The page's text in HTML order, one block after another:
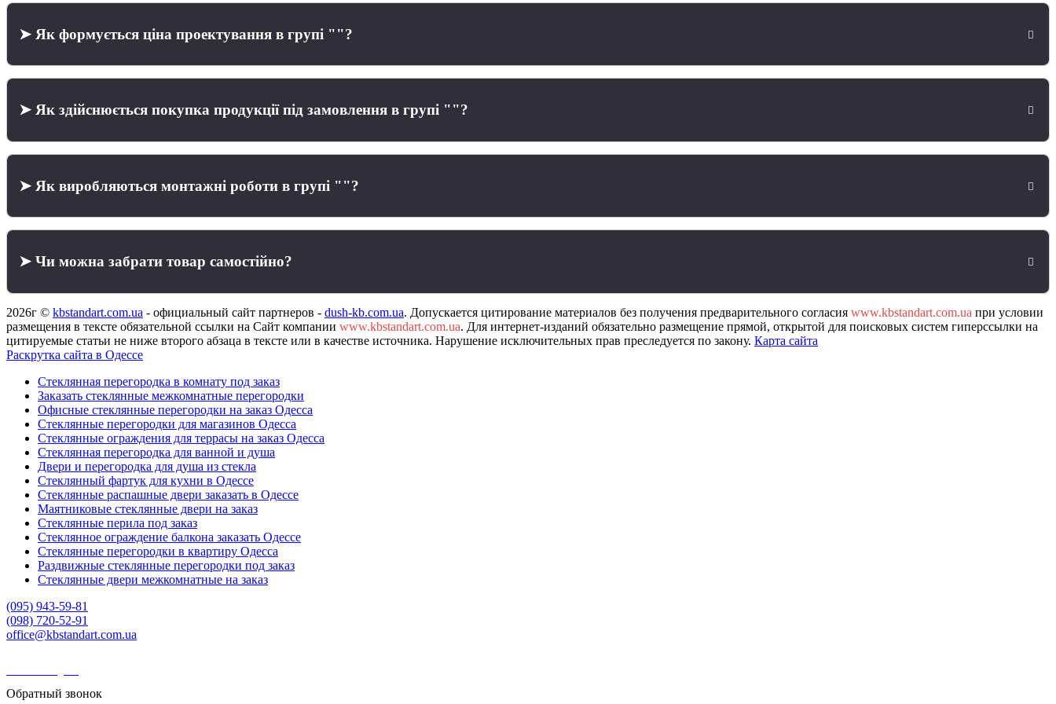
➤ Як формується ціна проектування в групі ""?
➤ Як здійснюється покупка продукції під замовлення в групі ""?
➤ Як виробляються монтажні роботи в групі ""?
➤ Чи можна забрати товар самостійно?
2026г © kbstandart.com.ua - официальный сайт партнеров - dush-kb.com.ua. Допускается цитирование материалов без получения предварительного согласия www.kbstandart.com.ua при условии
размещения в тексте обязательной ссылки на Сайт компании www.kbstandart.com.ua. Для интернет-изданий обязательно размещение прямой, открытой для поисковых систем гиперссылки на
цитируемые статьи не ниже второго абзаца в тексте или в качестве источника. Нарушение исключительных прав преследуется по закону. Карта сайта
Раскрутка сайта в Одессе
Стеклянная перегородка в комнату под заказ
Заказать стеклянные межкомнатные перегородки
Офисные стеклянные перегородки на заказ Одесса
Стеклянные перегородки для магазинов Одесса
Стеклянные ограждения для террасы на заказ Одесса
Стеклянная перегородка для ванной и душа
Двери и перегородка для душа из стекла
Стеклянный фартук для кухни в Одессе
Стеклянные распашные двери заказать в Одессе
Маятниковые стеклянные двери на заказ
Стеклянные перила под заказ
Стеклянное ограждение балкона заказать Одессе
Стеклянные перегородки в квартиру Одесса
Раздвижные стеклянные перегородки под заказ
Стеклянные двери межкомнатные на заказ
(095) 943-59-81
(098) 720-52-91
office@kbstandart.com.ua
Обратный звонок